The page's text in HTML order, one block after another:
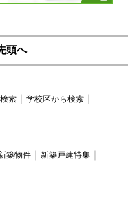
頭へ
索
学校区から検索
築物件
新築戸建特集